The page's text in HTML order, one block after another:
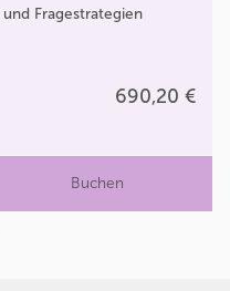
Fragestrategien
690,20 €
Buchen